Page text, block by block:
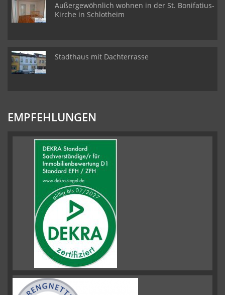
Außergewöhnlich wohnen in der St. Bonifatius-
Kirche in Schlotheim
Stadthaus mit Dachterrasse
EMPFEHLUNGEN